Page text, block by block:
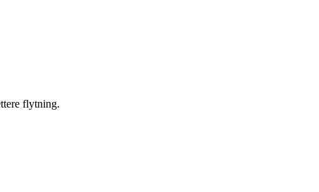
flytning.